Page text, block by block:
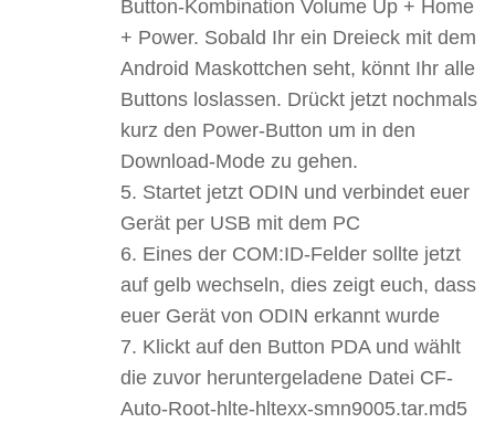
Button-Kombination Volume Up + Home
+ Power. Sobald Ihr ein Dreieck mit dem
Android Maskottchen seht, könnt Ihr alle
Buttons loslassen. Drückt jetzt nochmals
kurz den Power-Button um in den
Download-Mode zu gehen.
Startet jetzt ODIN und verbindet euer
Gerät per USB mit dem PC
Eines der COM:ID-Felder sollte jetzt
auf gelb wechseln, dies zeigt euch, dass
euer Gerät von ODIN erkannt wurde
Klickt auf den Button PDA und wählt
die zuvor heruntergeladene Datei CF-
Auto-Root-hlte-hltexx-smn9005.tar.md5